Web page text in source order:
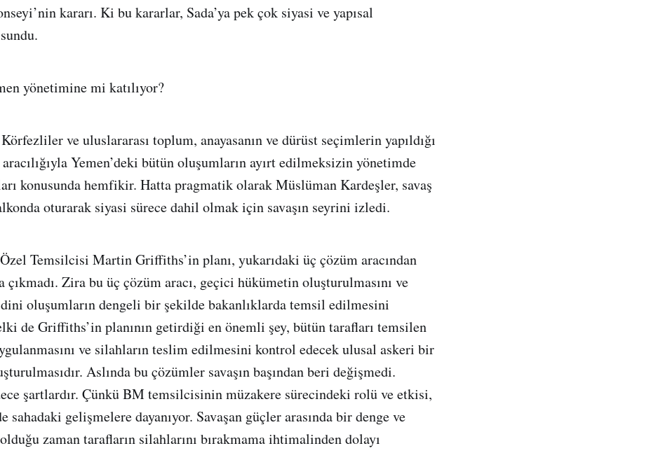
kararı. Ki bu kararlar, Sada’ya pek çok siyasi ve yapısal
yönetimine mi katılıyor?
ve uluslararası toplum, anayasanın ve dürüst seçimlerin yapıldığı
Yemen’deki bütün oluşumların ayırt edilmeksizin yönetimde
konusunda hemfikir. Hatta pragmatik olarak Müslüman Kardeşler, savaş
oturarak siyasi sürece dahil olmak için savaşın seyrini izledi.
Temsilcisi Martin Griffiths’in planı, yukarıdaki üç çözüm aracından
çıkmadı. Zira bu üç çözüm aracı, geçici hükümetin oluşturulmasını ve
oluşumların dengeli bir şekilde bakanlıklarda temsil edilmesini
de Griffiths’in planının getirdiği en önemli şey, bütün tarafları temsilen
ve silahların teslim edilmesini kontrol edecek ulusal askeri bir
Aslında bu çözümler savaşın başından beri değişmedi.
şartlardır. Çünkü BM temsilcisinin müzakere sürecindeki rolü ve etkisi,
sahadaki gelişmelere dayanıyor. Savaşan güçler arasında bir denge ve
zaman tarafların silahlarını bırakmama ihtimalinden dolayı